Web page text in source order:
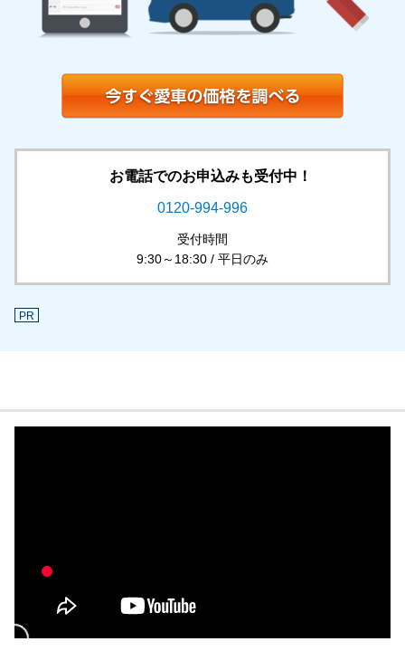
お電話でのお申込みも受付中！
0120-994-996
受付時間
9:30～18:30 / 平日のみ
PR